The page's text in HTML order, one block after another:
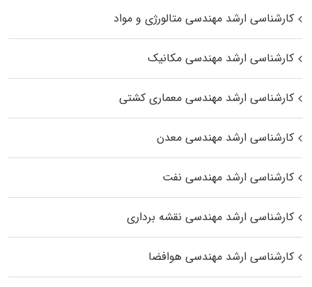
کارشناسی ارشد مهندسی متالورژی و مواد
کارشناسی ارشد مهندسی مکانیک
کارشناسی ارشد مهندسی معماری کشتی
کارشناسی ارشد مهندسی معدن
کارشناسی ارشد مهندسی نفت
کارشناسی ارشد مهندسی نقشه برداری
کارشناسی ارشد مهندسی هوافضا